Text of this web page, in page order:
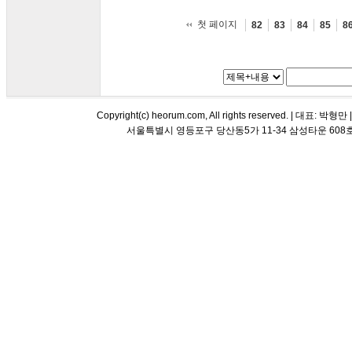
첫 페이지 82 83 84 85
Copyright(c) heorum.com, All rights reserved. | 대표: 박형
서울특별시 영등포구 당산동5가 11-34 삼성타운